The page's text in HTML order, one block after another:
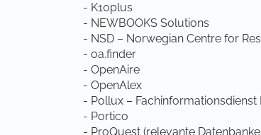
- K10plus
- NEWBOOKS Solutions
- NSD – Norwegian Centre for
- oa.finder
- OpenAire
- OpenAlex
- Pollux – Fachinformationsdienst
- Portico
- ProQuest (relevante